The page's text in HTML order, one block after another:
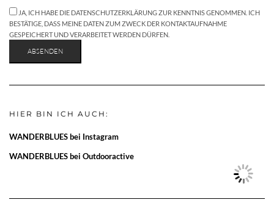
JA, ICH HABE DIE DATENSCHUTZERKLÄRUNG ZUR KENNTNIS GENOMMEN. ICH
BESTÄTIGE, DASS MEINE DATEN ZUM ZWECK DER KONTAKTAUFNAHME
GESPEICHERT UND VERARBEITET WERDEN DÜRFEN.
HIER BIN ICH AUCH:
WANDERBLUES bei Instagram
WANDERBLUES bei Outdooractive